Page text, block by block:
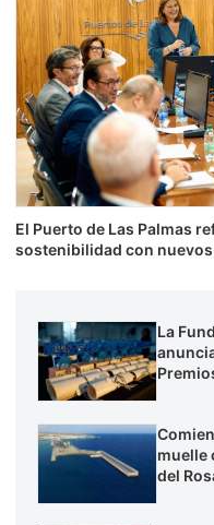
El Puerto de Las Palmas
sostenibilidad con
La
muelle
del